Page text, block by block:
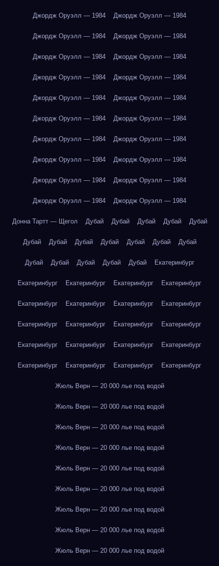
Джордж Оруэлл — 1984 Джордж Оруэлл — 1984
Джордж Оруэлл — 1984 Джордж Оруэлл — 1984
Джордж Оруэлл — 1984 Джордж Оруэлл — 1984
Джордж Оруэлл — 1984 Джордж Оруэлл — 1984
Джордж Оруэлл — 1984 Джордж Оруэлл — 1984
Джордж Оруэлл — 1984 Джордж Оруэлл — 1984
Джордж Оруэлл — 1984 Джордж Оруэлл — 1984
Джордж Оруэлл — 1984 Джордж Оруэлл — 1984
Джордж Оруэлл — 1984 Джордж Оруэлл — 1984
Джордж Оруэлл — 1984 Джордж Оруэлл — 1984
Донна Тартт — Щегол Дубай Дубай Дубай Дубай Дубай
Дубай Дубай Дубай Дубай Дубай Дубай Дубай
Дубай Дубай Дубай Дубай Дубай Екатеринбург
Екатеринбург Екатеринбург Екатеринбург Екатеринбург
Екатеринбург Екатеринбург Екатеринбург Екатеринбург
Екатеринбург Екатеринбург Екатеринбург Екатеринбург
Екатеринбург Екатеринбург Екатеринбург Екатеринбург
Екатеринбург Екатеринбург Екатеринбург Екатеринбург
Жюль Верн — 20 000 лье под водой
Жюль Верн — 20 000 лье под водой
Жюль Верн — 20 000 лье под водой
Жюль Верн — 20 000 лье под водой
Жюль Верн — 20 000 лье под водой
Жюль Верн — 20 000 лье под водой
Жюль Верн — 20 000 лье под водой
Жюль Верн — 20 000 лье под водой
Жюль Верн — 20 000 лье под водой